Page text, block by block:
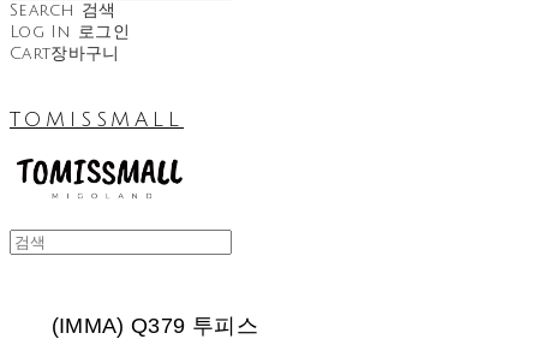
Search 검색
Log In 로그인
Cart장바구니
TOMISSMALL
(IMMA) Q379 투피스